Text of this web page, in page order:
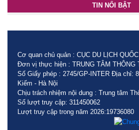
TIN NỔI BẬT
Cơ quan chủ quản : CỤC DU LỊCH
Đơn vị thực hiện : TRUNG TÂM THÔNG
Số Giấy phép : 2745/GP-INTER Địa chỉ:
Kiếm - Hà Nội
Chịu trách nhiệm nội dung : Trung tâm
Số lượt truy cập: 311450062
Lượt truy cập trong năm 2026:19736080